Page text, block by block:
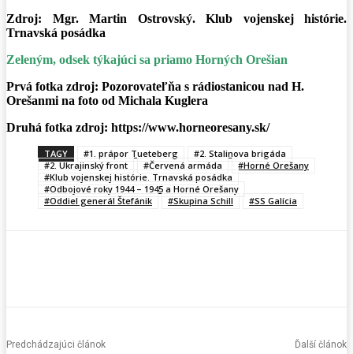
Zdroj: Mgr. Martin Ostrovský. Klub vojenskej histórie.
Trnavská posádka
Zeleným, odsek týkajúci sa priamo Horných Orešian
Prvá fotka zdroj: Pozorovateľňa s rádiostanicou nad H.
Orešanmi na foto od Michala Kuglera
Druhá fotka zdroj: https://www.horneoresany.sk/
TAGY #1. prápor Tueteberg
#2. Stalinova brigáda
#2. Ukrajinský front
#Červená armáda
#Horné Orešany
#Klub vojenskej histórie. Trnavská posádka
#Odbojové roky 1944 – 1945 a Horné Orešany
#Oddiel generál Štefánik
#Skupina Schill #SS Galícia
Predchádzajúci článok Ďalší článok